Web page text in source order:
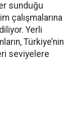
sunduğu
çalışmalarına
Yerli
Türkiye’nin
seviyelere